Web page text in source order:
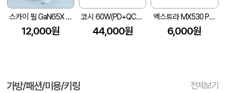
스카이 필 GaN65X 4세대 초미니 65W 멀티 3포트 PD 초고속 충전 어댑터+1.2M 케이블
12,000원
코시 60W(PD+QC3.0) 5포트 멀티 고속 충전기
44,000원
엑스트라 MX530 PD PPS 초고속 듀얼 충전기
6,000원
가방/패션/미용/키링 전체보기